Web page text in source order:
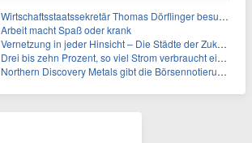
Wirtschaftsstaatssekretär Thomas Dörflinger besucht Handwerksbetrieb im Kammerbezirk Freiburg
Arbeit macht Spaß oder krank
Vernetzung in jeder Hinsicht – Die Städte der Zukunft sind grün-blau
Drei bis zehn Prozent, so viel Strom verbraucht ein Aufzug im Gebäude
Northern Discovery Metals gibt die Börsennotierung an der Frankfurter Wertpapierbörse bekannt